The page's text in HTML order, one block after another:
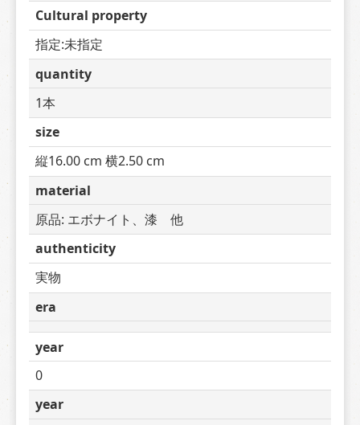
Cultural property
指定:未指定
quantity
1本
size
縦16.00 cm 横2.50 cm
material
原品: エボナイト、漆　他
authenticity
実物
era
year
0
year